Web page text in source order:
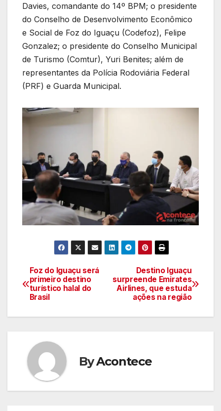
Davies, comandante do 14º BPM; o presidente
do Conselho de Desenvolvimento Econômico
e Social de Foz do Iguaçu (Codefoz), Felipe
Gonzalez; o presidente do Conselho Municipal
de Turismo (Comtur), Yuri Benites; além de
representantes da Polícia Rodoviária Federal
(PRF) e Guarda Municipal.
Navegação
de
artigos
Destino Iguaçu
surpreende Emirates
Airlines, que estuda
ações na região
Foz do Iguaçu será
primeiro destino
turístico halal do
Brasil
ByAcontece